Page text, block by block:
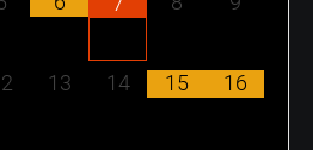
13 14
15
16